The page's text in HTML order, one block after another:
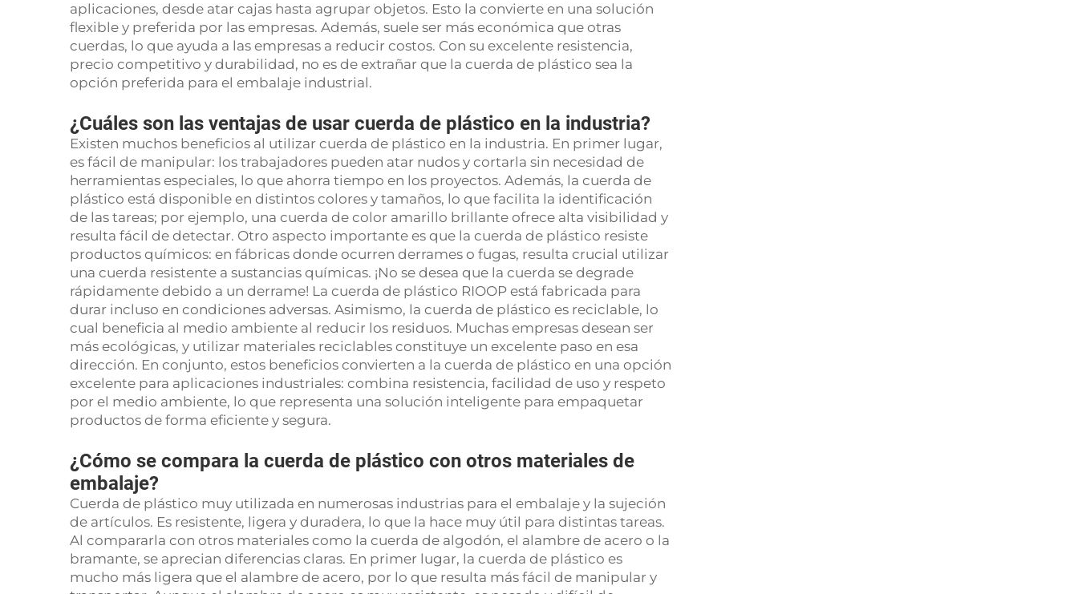
aplicaciones, desde atar cajas hasta agrupar objetos. Esto la convierte en una solución
flexible y preferida por las empresas. Además, suele ser más económica que otras
cuerdas, lo que ayuda a las empresas a reducir costos. Con su excelente resistencia,
precio competitivo y durabilidad, no es de extrañar que la cuerda de plástico sea la
opción preferida para el embalaje industrial.
¿Cuáles son las ventajas de usar cuerda de plástico en la industria?
Existen muchos beneficios al utilizar cuerda de plástico en la industria. En primer lugar,
es fácil de manipular: los trabajadores pueden atar nudos y cortarla sin necesidad de
herramientas especiales, lo que ahorra tiempo en los proyectos. Además, la cuerda de
plástico está disponible en distintos colores y tamaños, lo que facilita la identificación
de las tareas; por ejemplo, una cuerda de color amarillo brillante ofrece alta visibilidad y
resulta fácil de detectar. Otro aspecto importante es que la cuerda de plástico resiste
productos químicos: en fábricas donde ocurren derrames o fugas, resulta crucial utilizar
una cuerda resistente a sustancias químicas. ¡No se desea que la cuerda se degrade
rápidamente debido a un derrame! La cuerda de plástico RIOOP está fabricada para
durar incluso en condiciones adversas. Asimismo, la cuerda de plástico es reciclable, lo
cual beneficia al medio ambiente al reducir los residuos. Muchas empresas desean ser
más ecológicas, y utilizar materiales reciclables constituye un excelente paso en esa
dirección. En conjunto, estos beneficios convierten a la cuerda de plástico en una opción
excelente para aplicaciones industriales: combina resistencia, facilidad de uso y respeto
por el medio ambiente, lo que representa una solución inteligente para empaquetar
productos de forma eficiente y segura.
¿Cómo se compara la cuerda de plástico con otros materiales de
embalaje?
Cuerda de plástico muy utilizada en numerosas industrias para el embalaje y la sujeción
de artículos. Es resistente, ligera y duradera, lo que la hace muy útil para distintas tareas.
Al compararla con otros materiales como la cuerda de algodón, el alambre de acero o la
bramante, se aprecian diferencias claras. En primer lugar, la cuerda de plástico es
mucho más ligera que el alambre de acero, por lo que resulta más fácil de manipular y